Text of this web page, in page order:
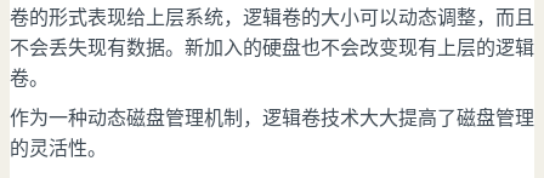
卷的形式表现给上层系统，逻辑卷的大小可以动态调整，而且
不会丢失现有数据。新加入的硬盘也不会改变现有上层的逻辑
卷。
作为一种动态磁盘管理机制，逻辑卷技术大大提高了磁盘管理
的灵活性。